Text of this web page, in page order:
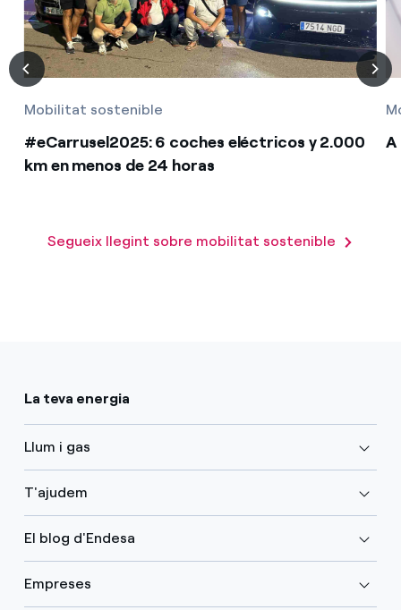
Mobilitat sostenible
#eCarrusel2025: 6 coches eléctricos y 2.000
km en menos de 24 horas
Segueix llegint sobre mobilitat sostenible
La teva energia
Llum i gas
T'ajudem
El blog d'Endesa
Empreses